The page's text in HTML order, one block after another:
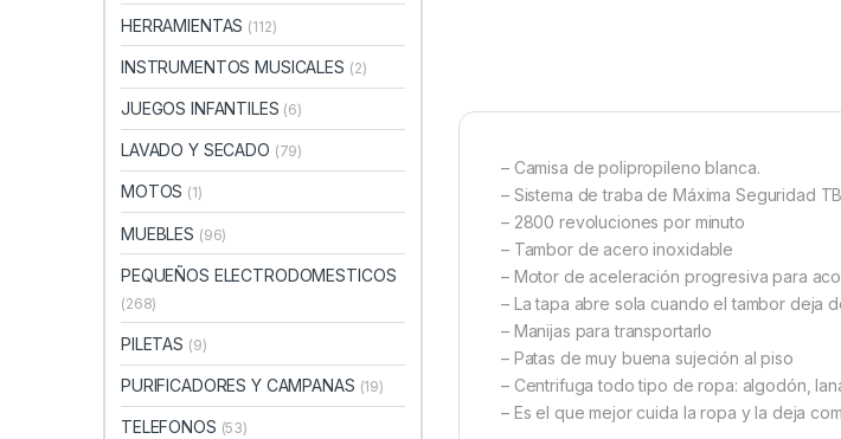
– Camisa de polipropileno blanca.
– Sistema de traba de Máxima Seguridad
– 2800 revoluciones por minuto
– Tambor de acero inoxidable
– Motor de aceleración progresiva para
– La tapa abre sola cuando el tambor deja
– Manijas para transportarlo
– Patas de muy buena sujeción al piso
– Centrifuga todo tipo de ropa: algodón,
– Es el que mejor cuida la ropa y la deja
HERRAMIENTAS (112)
INSTRUMENTOS MUSICALES (2)
JUEGOS INFANTILES (6)
LAVADO Y SECADO (79)
MOTOS (1)
MUEBLES (96)
PEQUEÑOS ELECTRODOMESTICOS
(268)
PILETAS (9)
PURIFICADORES Y CAMPANAS (19)
TELEFONOS (53)